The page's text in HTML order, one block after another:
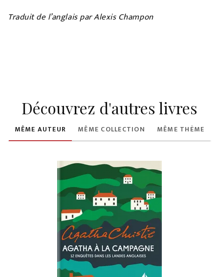
Traduit de l’anglais par Alexis Champon
Découvrez d'autres livres
MÊME AUTEUR MÊME COLLECTION MÊME THÈME